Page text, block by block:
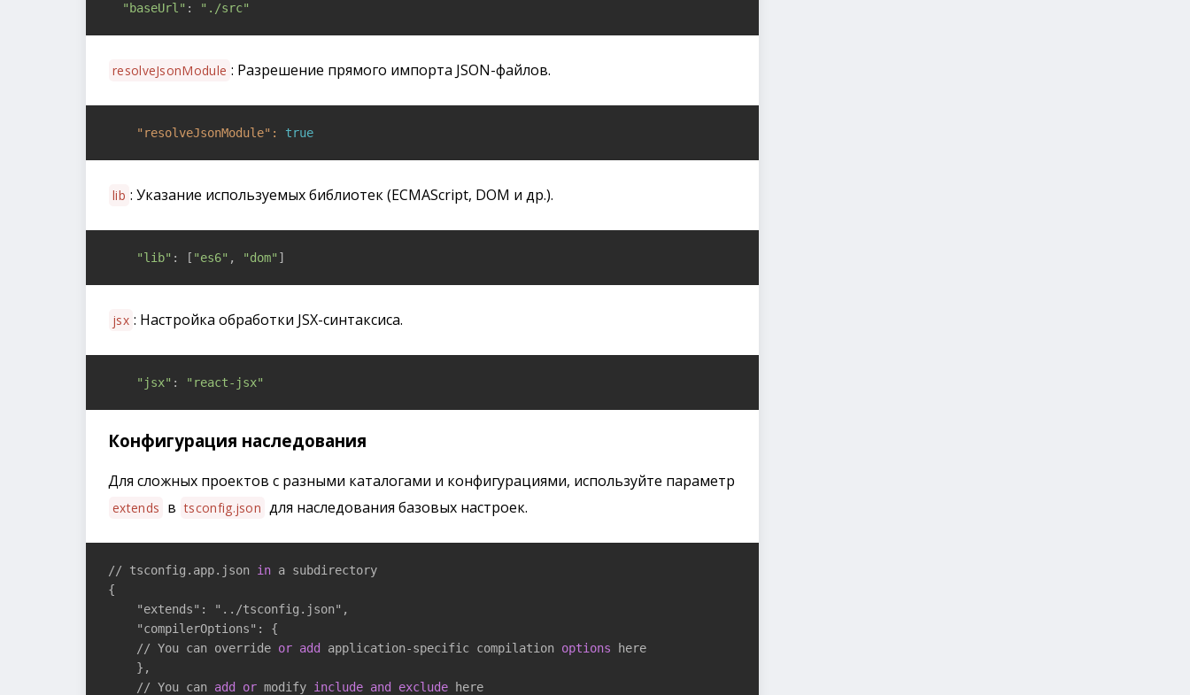
"baseUrl" : "./src"
resolveJsonModule : Разрешение прямого импорта JSON-файлов.
    "resolveJsonModule":
true
lib : Указание используемых библиотек (ECMAScript, DOM и др.).
"lib" : [ "es6" , "dom" ]
jsx : Настройка обработки JSX-синтаксиса.
"jsx" : "react-jsx"
Конфигурация наследования
Для сложных проектов с разными каталогами и конфигурациями, используйте параметр
extends в tsconfig.json для наследования базовых настроек.
// tsconfig.app.json in a subdirectory
{
    "extends": "../tsconfig.json",
    "compilerOptions": {
    // You can override
or add application-specific compilation options here
    },
    // You can
add or modify include and exclude here